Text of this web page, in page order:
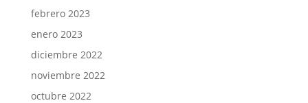
febrero 2023
enero 2023
diciembre 2022
noviembre 2022
octubre 2022